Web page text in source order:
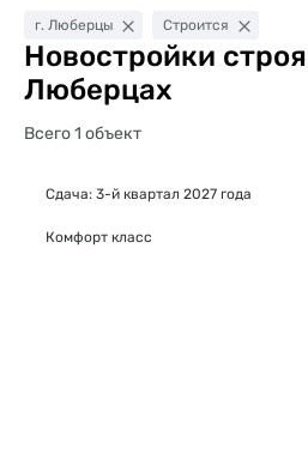
г. Люберцы Строится
Новостройки
Люберцах
Всего 1 объект
Сдача: 3-й квартал 2027 года
Комфорт класс